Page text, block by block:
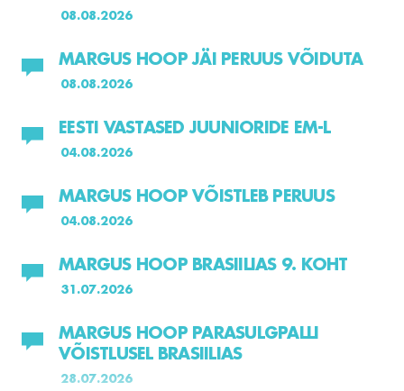
08.08.2026
MARGUS HOOP JÄI PERUUS VÕIDUTA
08.08.2026
EESTI VASTASED JUUNIORIDE EM-L
04.08.2026
MARGUS HOOP VÕISTLEB PERUUS
04.08.2026
MARGUS HOOP BRASIILIAS 9. KOHT
31.07.2026
MARGUS HOOP PARASULGPALLI
VÕISTLUSEL BRASIILIAS
28.07.2026